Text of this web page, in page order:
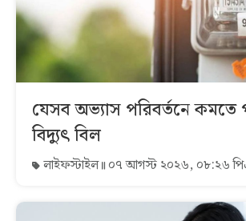
যেসব অভ্যাস পরিবর্তনে কমতে
বিদ্যুৎ বিল
লাইফস্টাইল ০৭ আগস্ট ২০২৬, ০৮:২৬